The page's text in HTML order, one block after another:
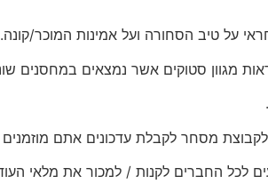
על טיב הסחורה ועל אמינות המוכר/קונה.
מגוון סטוקים אשר נמצאים במחסנים
מסחר לקבלת עדכונים אתם
לכל החברים לקנות / למכור את מלאי